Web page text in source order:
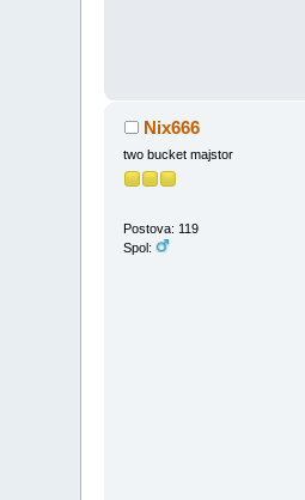
Nix666
two bucket majstor
Postova: 119
Spol: